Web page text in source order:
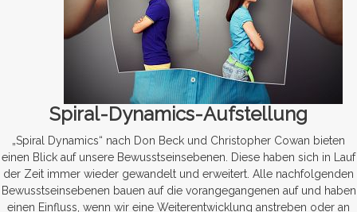
Spiral-Dynamics-Aufstellung
„Spiral Dynamics“ nach Don Beck und Christopher Cowan bieten
einen Blick auf unsere Bewusstseinsebenen. Diese haben sich in Lauf
der Zeit immer wieder gewandelt und erweitert. Alle nachfolgenden
Bewusstseinsebenen bauen auf die vorangegangenen auf und haben
einen Einfluss, wenn wir eine Weiterentwicklung anstreben oder an